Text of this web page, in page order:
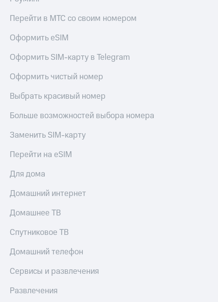
Перейти в МТС со своим номером
Оформить eSIM
Оформить SIM-карту в Telegram
Оформить чистый номер
Выбрать красивый номер
Больше возможностей выбора номера
Заменить SIM-карту
Перейти на eSIM
Для дома
Домашний интернет
Домашнее ТВ
Спутниковое ТВ
Домашний телефон
Сервисы и развлечения
Развлечения